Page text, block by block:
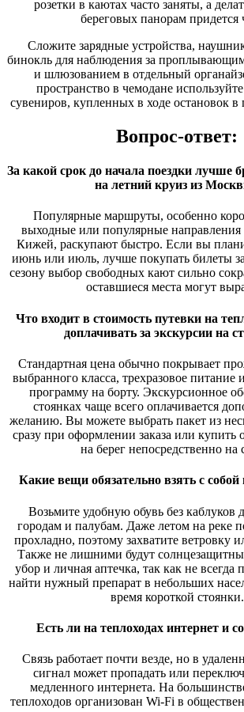
розетки в каютах часто заняты, а
береговых панорам придется
Сложите зарядные устройства,
бинокль для наблюдения за
и шлюзованием в отдельный
пространство в чемодане
сувениров, купленных в ходе остановок в
Вопрос-ответ:
За какой срок до начала поездки лучше
на летний круиз из
Популярные маршруты, особенно
выходные или популярные направления
Кижей, раскупают быстро. Если вы
июнь или июль, лучше покупать билеты
сезону выбор свободных кают сильно
оставшиеся места могут
Что входит в стоимость путевки на
доплачивать за экскурсии на
Стандартная цена обычно покрывает
выбранного класса, трехразовое питание
программу на борту. Экскурсионное
стоянках чаще всего оплачивается
желанию. Вы можете выбрать пакет из
сразу при оформлении заказа или купить
на берег непосредственно на
Какие вещи обязательно взять с собой
Возьмите удобную обувь без каблуков
городам и палубам. Даже летом на реке
прохладно, поэтому захватите ветровку
Также не лишними будут
убор и личная аптечка, так как не всегда
найти нужный препарат в небольших
время короткой стоянки.
Есть ли на теплоходах интернет и
Связь работает почти везде, но в
сигнал может пропадать или
медленного интернета. На
теплоходов организован Wi-Fi в